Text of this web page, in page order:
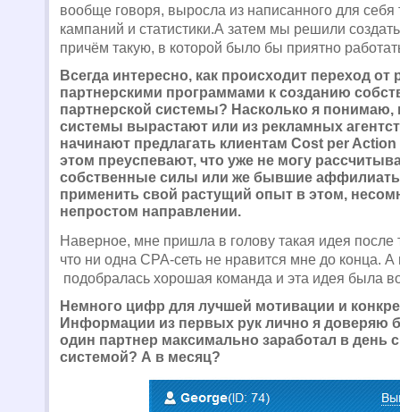
вообще говоря, выросла из написанного для себя
кампаний и статистики.А затем мы решили
причём такую, в которой было бы приятно
Всегда интересно, как происходит переход от
партнерскими программами к созданию
партнерской системы? Насколько я понимаю,
системы вырастают или из рекламных
начинают предлагать клиентам Cost per Action
этом преуспевают, что уже не могу
собственные силы или же бывшие
применить свой растущий опыт в этом,
непростом направлении.
Наверное, мне пришла в голову такая идея после
что ни одна CPA-сеть не нравится мне до конца. А
подобралась хорошая команда и эта идея была
Немного цифр для лучшей мотивации и
Информации из первых рук лично я доверяю
один партнер максимально заработал в день
системой? А в месяц?